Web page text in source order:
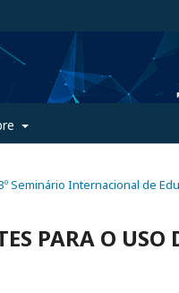
Seminário Internacional de
PARA O